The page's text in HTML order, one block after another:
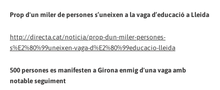
Prop d'un miler de persones s’uneixen a la vaga d’educació a Lleida
http://directa.cat/noticia/prop-dun-miler-persones-
s%E2%80%99uneixen-vaga-d%E2%80%99educacio-lleida
500 persones es manifesten a Girona enmig d'una vaga amb
notable seguiment